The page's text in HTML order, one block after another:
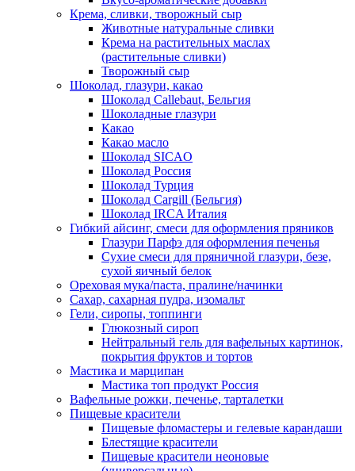
Крема, сливки, творожный сыр
Животные натуральные сливки
Крема на растительных маслах
(растительные сливки)
Творожный сыр
Шоколад, глазури, какао
Шоколад Callebaut, Бельгия
Шоколадные глазури
Какао
Какао масло
Шоколад SICAO
Шоколад Россия
Шоколад Турция
Шоколад Cargill (Бельгия)
Шоколад IRCA Италия
Гибкий айсинг, смеси для оформления пряников
Глазури Парфэ для оформления печенья
Сухие смеси для пряничной глазури, безе,
сухой яичный белок
Ореховая мука/паста, пралине/начинки
Сахар, сахарная пудра, изомальт
Гели, сиропы, топпинги
Глюкозный сироп
Нейтральный гель для вафельных картинок,
покрытия фруктов и тортов
Мастика и марципан
Мастика топ продукт Россия
Вафельные рожки, печенье, тарталетки
Пищевые красители
Пищевые фломастеры и гелевые карандаши
Блестящие красители
Пищевые красители неоновые